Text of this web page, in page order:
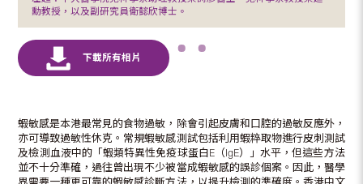
勳教授，以及副研究員衛懿欣博士。
蝦敏感是本港最常見的食物過敏，除會引起皮膚和口腔的過敏反應外，
亦可導致過敏性休克。常規蝦敏感測試包括利用蝦粹取物進行皮刺測試
及檢測血液中的「蝦類特異性免疫球蛋白E（IgE）」水平，但這些方法
並不十分準確，過往曾出現不少被當成蝦敏感的誤診個案。因此，醫學